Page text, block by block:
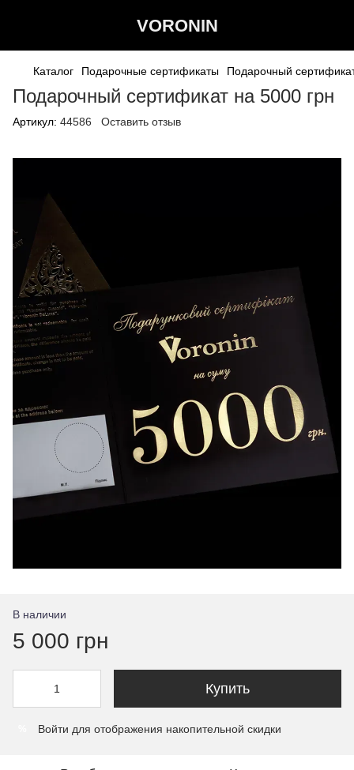
VORONIN
Каталог Подарочные сертификаты Подарочный
Подарочный сертификат на 5000 грн
Артикул: 44586 Оставить отзыв
В наличии
5 000 грн
Купить
Войти для отображения накопительной скидки